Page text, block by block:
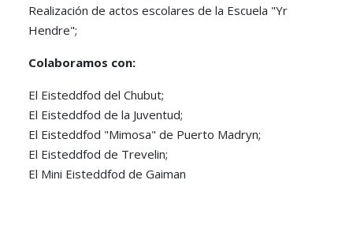
Realización de actos escolares de la Escuela "Yr
Hendre";
Colaboramos con:
El Eisteddfod del Chubut;
El Eisteddfod de la Juventud;
El Eisteddfod "Mimosa" de Puerto Madryn;
El Eisteddfod de Trevelin;
El Mini Eisteddfod de Gaiman